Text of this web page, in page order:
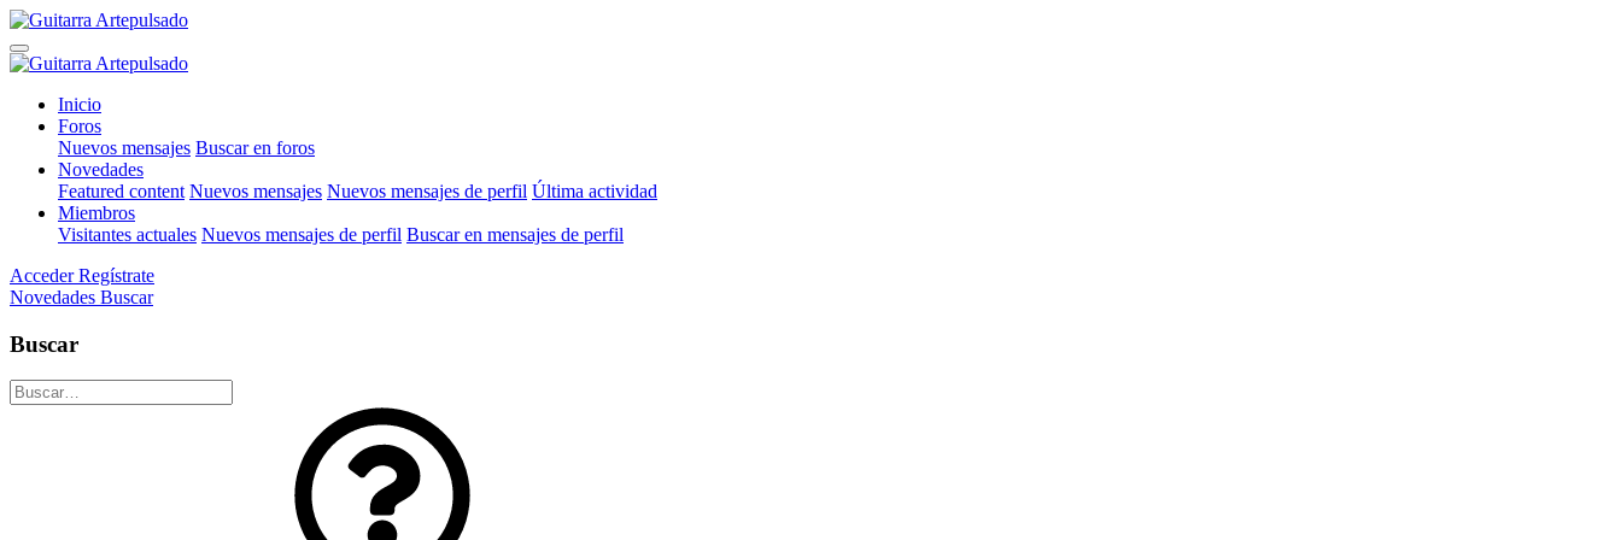
Inicio
Foros
Nuevos mensajes Buscar en foros
Novedades
Featured content Nuevos mensajes Nuevos mensajes de perfil Última actividad
Miembros
Visitantes actuales Nuevos mensajes de perfil Buscar en mensajes de perfil
Acceder Regístrate
Novedades Buscar
Buscar